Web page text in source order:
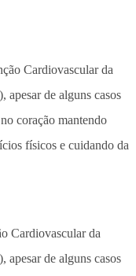
Cardiovascular da
apesar de alguns casos